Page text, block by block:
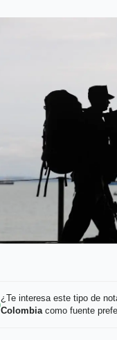
¿Te interesa este tipo de
Colombiacomo fuente